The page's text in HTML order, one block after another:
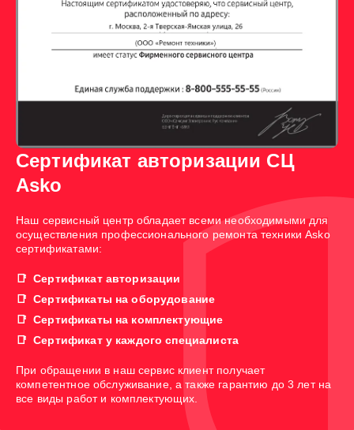
Сертификат авторизации СЦ
Asko
Наш сервисный центр обладает всеми необходимыми для
осуществления профессионального ремонта техники Asko
сертификатами:
Сертификат авторизации
Сертификаты на оборудование
Сертификаты на комплектующие
Сертификат у каждого специалиста
При обращении в наш сервис клиент получает
компетентное обслуживание, а также гарантию до 3 лет на
все виды работ и комплектующих.